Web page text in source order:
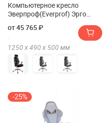
Компьютерное кресло
Эверпроф(Everprof) Эрго
от 45 765 ₽
1250 х490 х 500 мм
-25%